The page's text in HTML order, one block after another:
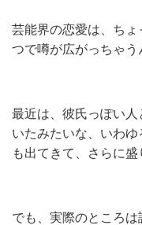
芸能界の恋愛は、ち
つで噂が広がっちゃう
最近は、彼氏っぽい
いたみたいな、いわ
も出てきて、さらに盛
でも、実際のところ